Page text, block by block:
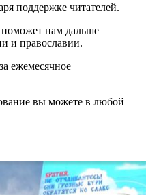
поддержке читателей.
нам дальше
и православии.
ежемесячное
вы можете в любой